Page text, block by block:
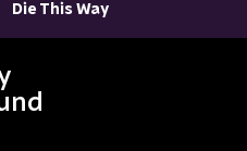
Die This Way